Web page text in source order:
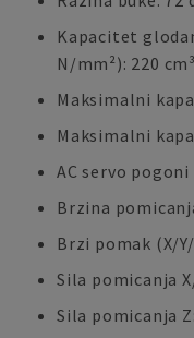
Kapacitet
N/mm²): 220
Maksimalni
Maksimalni
AC servo
Brzina
Brzi pomak (X/
Sila pomicanja
Sila pomicanja